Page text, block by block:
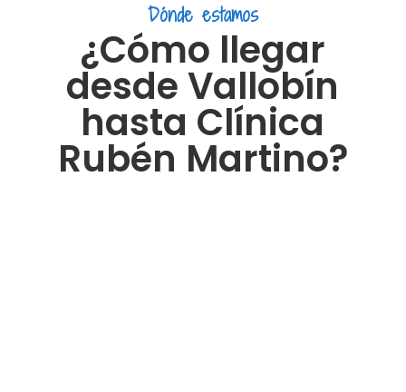
Dónde estamos
¿Cómo llegar
desde Vallobín
hasta Clínica
Rubén Martino?